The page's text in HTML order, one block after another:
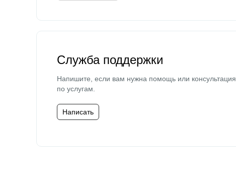
Служба поддержки
Напишите, если вам нужна помощь или консультация
по услугам.
Написать